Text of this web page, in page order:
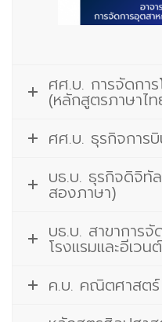
ศศ.บ. การจัดกา
(หลักสูตรภาษาไ
ศศ.บ. ธุรกิจการ
บธ.บ. ธุรกิจดิจิทั
สองภาษา)
บธ.บ. สาขาการจั
โรงแรมและอีเว
ค.บ. คณิตศาสต